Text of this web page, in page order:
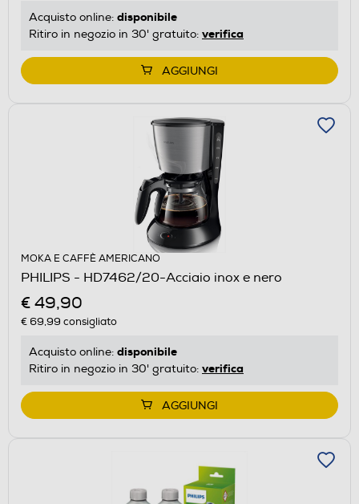
Acquisto online: disponibile
Ritiro in negozio in 30' gratuito: verifica
AGGIUNGI
MOKA E CAFFÈ AMERICANO
PHILIPS - HD7462/20-Acciaio inox e nero
€ 49,90
€ 69,99 consigliato
Acquisto online: disponibile
Ritiro in negozio in 30' gratuito: verifica
AGGIUNGI